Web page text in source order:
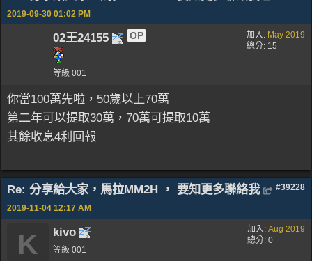
2019-09-30 01:02 PM
加入: May 2019
總分: 15
02王24155 OP
等級 001
你當100萬先啦，50歲以上70萬
第二年可以提取30萬，70萬可提取10萬
其餘收息4利回報
Re: 分享給大家，馬拉MM2H ， 要知更多聯絡我 #39228
2019-11-04 12:17 AM
加入: Aug 2019
總分: 0
K kivo
等級 001